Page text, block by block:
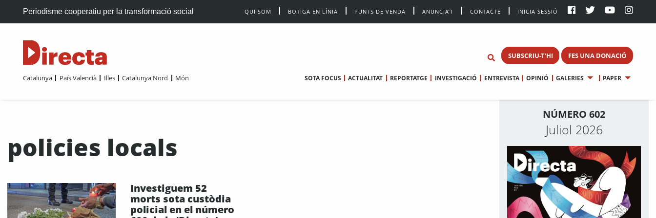
Periodisme cooperatiu per la transformació social QUI SOM BOTIGA EN LÍNIA PUNTS DE VENDA ANUNCIA’T CONTACTE INICIA SESSIÓ
SUBSCRIU-T'HI FES UNA DONACIÓ
Catalunya País Valencià Illes Catalunya Nord Món SOTA FOCUS ACTUALITAT REPORTATGE INVESTIGACIÓ ENTREVISTA OPINIÓ GALERIES PAPER
policies locals
Investiguem 52
morts sota custòdia
policial en el número
NÚMERO 602
Juliol 2026